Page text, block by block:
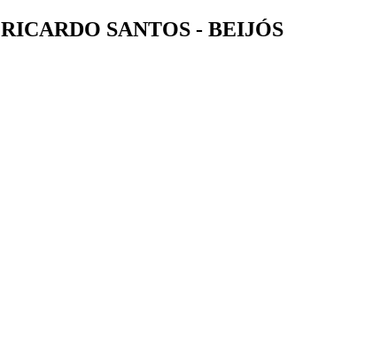
RICARDO SANTOS - BEIJÓS